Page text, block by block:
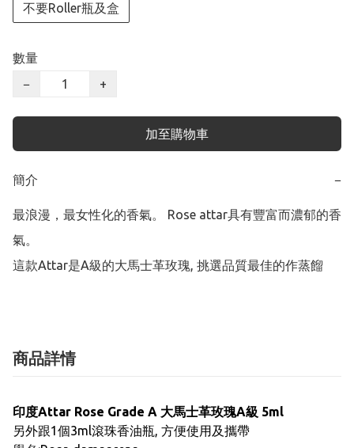
不要Roller瓶及盒
數量
−
+
加至購物車
簡介 −
最浪漫，最女性化的香氣。 Rose attar具有豐富而濃郁的香
氣。
這款Attar是A級的大馬士革玫瑰, 挑選品質最佳的作蒸餾
商品詳情
印度Attar Rose Grade A 大馬士革玫瑰A級 5ml
另外跟1個3ml滾珠香油瓶, 方便使用及攜帶